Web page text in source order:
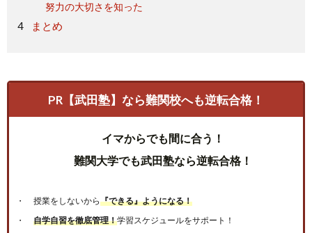
努力の大切さを知った
まとめ
PR【武田塾】なら難関校へも逆転合格！
イマからでも間に合う！
難関大学でも武田塾なら逆転合格！
授業をしないから『できる』ようになる！
自学自習を徹底管理！学習スケジュールをサポート！